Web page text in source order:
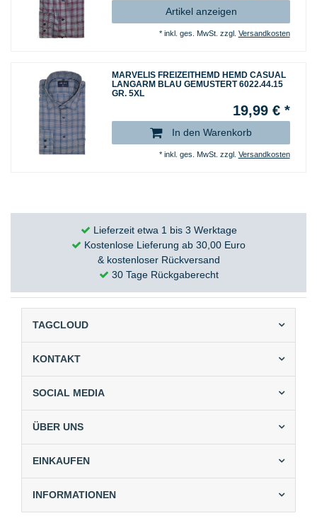
Artikel anzeigen
* inkl. ges. MwSt. zzgl. Versandkosten
MARVELIS FREIZEITHEMD HEMD CASUAL
LANGARM BLAU GEMUSTERT 6022.44.15
GR. 5XL
19,99 € *
In den Warenkorb
* inkl. ges. MwSt. zzgl. Versandkosten
Lieferzeit etwa 1 bis 3 Werktage
Kostenlose Lieferung ab 30,00 Euro
& kostenloser Rückversand
30 Tage Rückgaberecht
TAGCLOUD
KONTAKT
SOCIAL MEDIA
ÜBER UNS
EINKAUFEN
INFORMATIONEN